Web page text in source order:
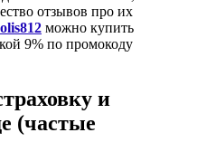
отзывов про их
можно купить
9% по промокоду
и
(частые